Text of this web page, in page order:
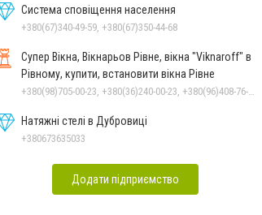
Система сповіщення населення
+380(67)340-49-59, +380(67)350-44-68
Супер Вікна, Вікнарьов Рівне, вікна "Viknaroff" в
Рівному, купити, встановити вікна Рівне
+380(98)705-00-23, +380(36)240-00-23, +380(96)408-76-50, +380(50)642-24-00
Натяжні стелі в Дубровиці
+380673635033
Додати підприємство